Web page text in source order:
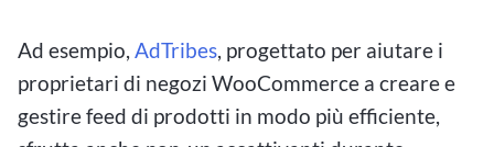
Ad esempio, AdTribes , progettato per aiutare i
proprietari di negozi WooCommerce a creare e
gestire feed di prodotti in modo più efficiente,